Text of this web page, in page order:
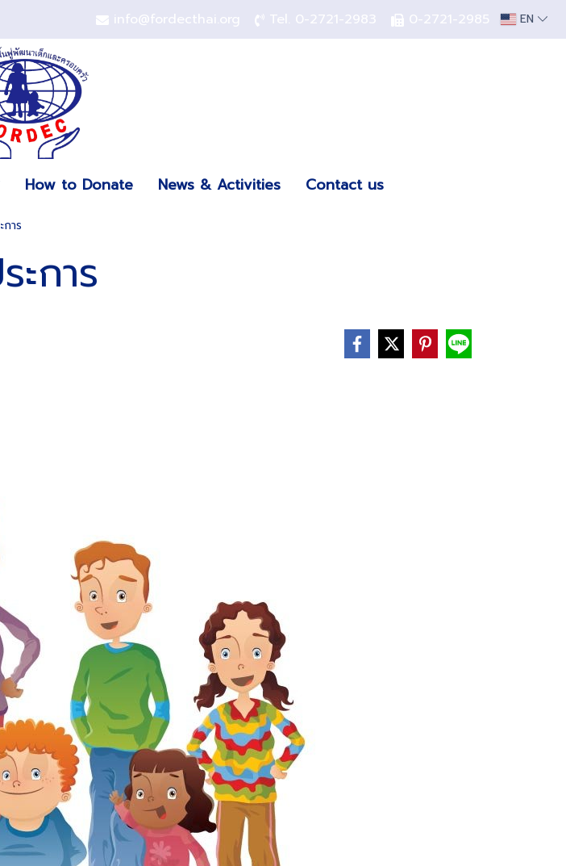
info@fordecthai.org Tel. 0-2721-2983 0-2721-2985 EN
How to Donate News & Activities Contact us
าร
การ